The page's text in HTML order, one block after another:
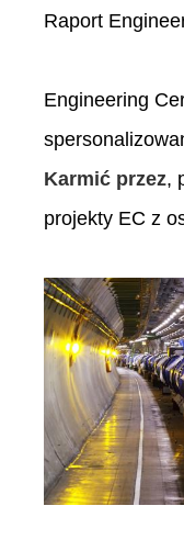
Raport
Engineering
Karmić przez,
projekty EC z